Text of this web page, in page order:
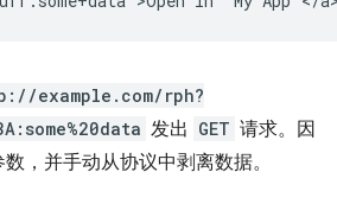
example.com/rph?
发出 GET 请求。因
数，并手动从协议中剥离数据。